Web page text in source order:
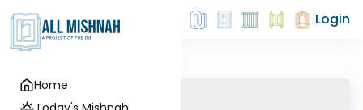
Home
Login